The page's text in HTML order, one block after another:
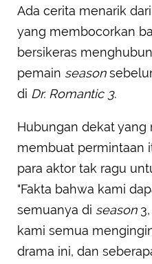
Ada cerita menarik
yang membocorkan
bersikeras
pemain season
di Dr. Romantic 3.
Hubungan dekat
membuat permintaan
para aktor tak ragu
"Fakta bahwa kami
semuanya di season3,
kami semua
drama ini, dan